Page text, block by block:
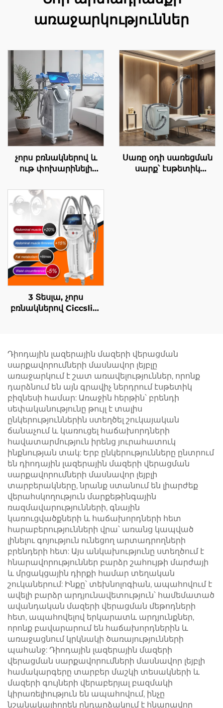
առաջարկություններ
չորս բռնակներով և
ութ փոխարինելի
սառեցման մեթոդով
նիհարեցման սարք՝
360° սառեցման
տեխնոլոգիայով,
կրիոթերապիայի
միջոցով քաշի
նվազեցման և
գեղեցկության սարք
Սառը օդի սառեցման
սարք՝ էսթետիկ
3 Տեսլա, չորս
բռնակներով Ciccslim
մկանային
ստիմուլյացիայի
համար
Դիոդային լազերային մազերի վերացման
սարքավորումների մասնավոր լեյբլը
առաջարկում է շատ առավելություններ, որոնք
դարձնում են այն գրավիչ ներդրում էսթետիկ
բիզնեսի համար: Առաջին հերթին՝ բրենդի
սեփականությունը թույլ է տալիս
ընկերություններին ստեղծել շուկայական
ճանաչում և կառուցել հաճախորդների
հավատարմություն իրենց յուրահատուկ
ինքնության տակ: Երբ ընկերությունները ընտրում
են դիոդային լազերային մազերի վերացման
սարքավորումների մասնավոր լեյբլի
տարբերակները, նրանք ստանում են լիարժեք
վերահսկողություն մարքեթինգային
ռազմավարությունների, գնային
կառուցվածքների և հաճախորդների հետ
հարաբերությունների վրա՝ առանց կապված
լինելու գոյություն ունեցող արտադրողների
բրենդերի հետ: Այս անկախությունը ստեղծում է
հնարավորություններ բարձր շահույթի մարժայի
և մրցակցային դիրքի համար տեղական
շուկաներում: Ինքը՝ տեխնոլոգիան, ապահովում է
ավելի բարձր արդյունավետություն՝ համեմատած
ավանդական մազերի վերացման մեթոդների
հետ, ապահովելով երկարատև արդյունքներ,
որոնք բավարարում են հաճախորդներին և
առաջացնում կրկնակի ծառայությունների
պահանջ: Դիոդային լազերային մազերի
վերացման սարքավորումների մասնավոր լեյբլի
համակարգերը տարբեր մաշկի տեսակների և
մազերի գույների վերաբերյալ բազմակի
կիրառելիություն են ապահովում, ինչը
նշանակալիորեն ընդարձակում է հնարավոր